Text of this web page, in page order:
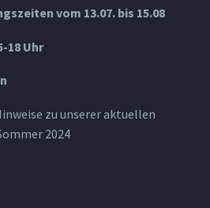
vom 13.07. bis 15.08
18 Uhr
zu unserer aktuellen
2024